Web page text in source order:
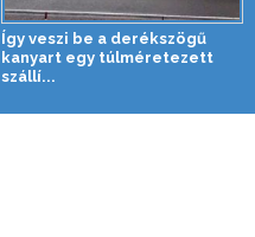
Így veszi be a derékszögű
kanyart egy túlméretezett
szállí...